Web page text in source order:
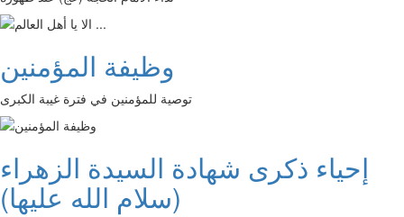
وظيفة المؤمنين
توصية للمؤمنين في فترة غيبة الكبرى
إحياء ذكرى شهادة السيدة الزهراء
(سلام الله عليها)